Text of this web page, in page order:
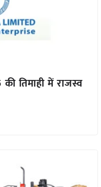
तिमाही में राजस्व